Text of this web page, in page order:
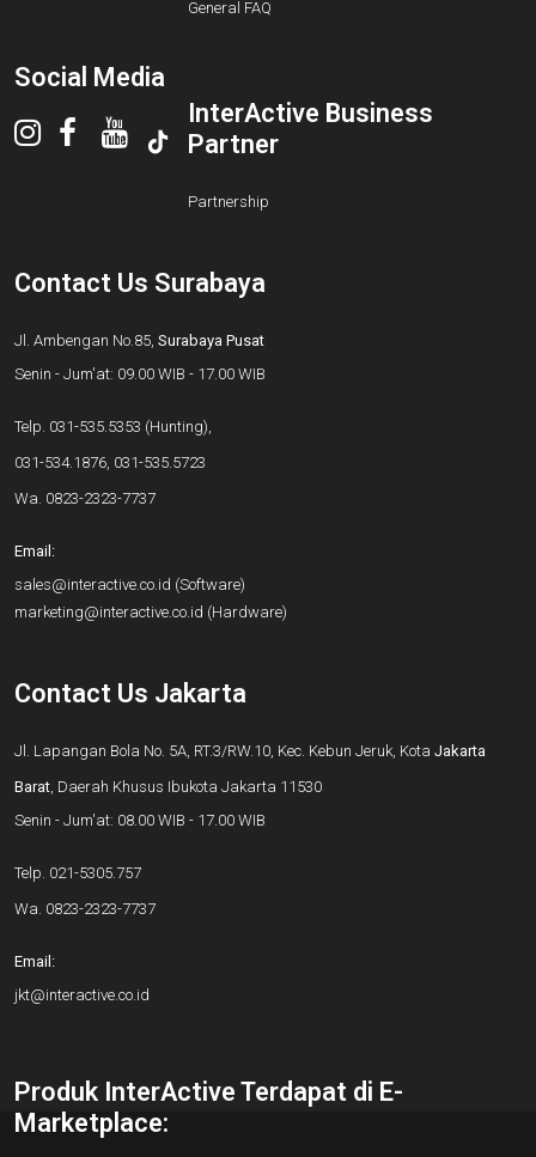
Social Media
General FAQ
InterActive Business
Partner
Partnership
Contact Us Surabaya
Jl. Ambengan No.85, Surabaya Pusat
Senin - Jum'at: 09.00 WIB - 17.00 WIB
Telp. 031-535.5353 (Hunting),
031-534.1876, 031-535.5723
Wa. 0823-2323-7737
Email:
sales@interactive.co.id (Software)
marketing@interactive.co.id (Hardware)
Contact Us Jakarta
Jl. Lapangan Bola No. 5A, RT.3/RW.10, Kec. Kebun Jeruk, Kota Jakarta
Barat, Daerah Khusus Ibukota Jakarta 11530
Senin - Jum'at: 08.00 WIB - 17.00 WIB
Telp. 021-5305.757
Wa. 0823-2323-7737
Email:
jkt@interactive.co.id
Produk InterActive Terdapat di E-
Marketplace: